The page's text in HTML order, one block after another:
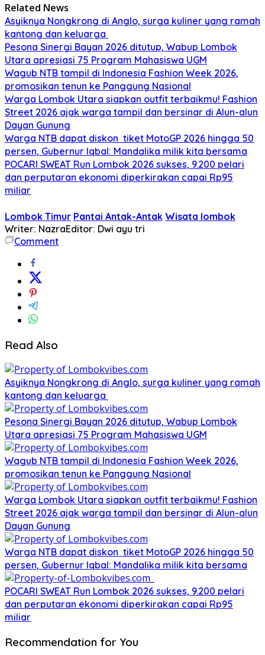
Related News
Asyiknya Nongkrong di Anglo, surga kuliner yang ramah
kantong dan keluarga
Pesona Sinergi Bayan 2026 ditutup, Wabup Lombok
Utara apresiasi 75 Program Mahasiswa UGM
Wagub NTB tampil di Indonesia Fashion Week 2026,
promosikan tenun ke Panggung Nasional
Warga Lombok Utara siapkan outfit terbaikmu! Fashion
Street 2026 ajak warga tampil dan bersinar di Alun-alun
Dayan Gunung
Warga NTB dapat diskon tiket MotoGP 2026 hingga 50
persen, Gubernur Iqbal: Mandalika milik kita bersama
POCARI SWEAT Run Lombok 2026 sukses, 9.200 pelari
dan perputaran ekonomi diperkirakan capai Rp95
miliar
Lombok Timur Pantai Antak-Antak Wisata lombok
Writer: NazraEditor: Dwi ayu tri
Comment
Read Also
Asyiknya Nongkrong di Anglo, surga kuliner yang ramah
kantong dan keluarga
Pesona Sinergi Bayan 2026 ditutup, Wabup Lombok
Utara apresiasi 75 Program Mahasiswa UGM
Wagub NTB tampil di Indonesia Fashion Week 2026,
promosikan tenun ke Panggung Nasional
Warga Lombok Utara siapkan outfit terbaikmu! Fashion
Street 2026 ajak warga tampil dan bersinar di Alun-alun
Dayan Gunung
Warga NTB dapat diskon tiket MotoGP 2026 hingga 50
persen, Gubernur Iqbal: Mandalika milik kita bersama
POCARI SWEAT Run Lombok 2026 sukses, 9.200 pelari
dan perputaran ekonomi diperkirakan capai Rp95
miliar
Recommendation for You